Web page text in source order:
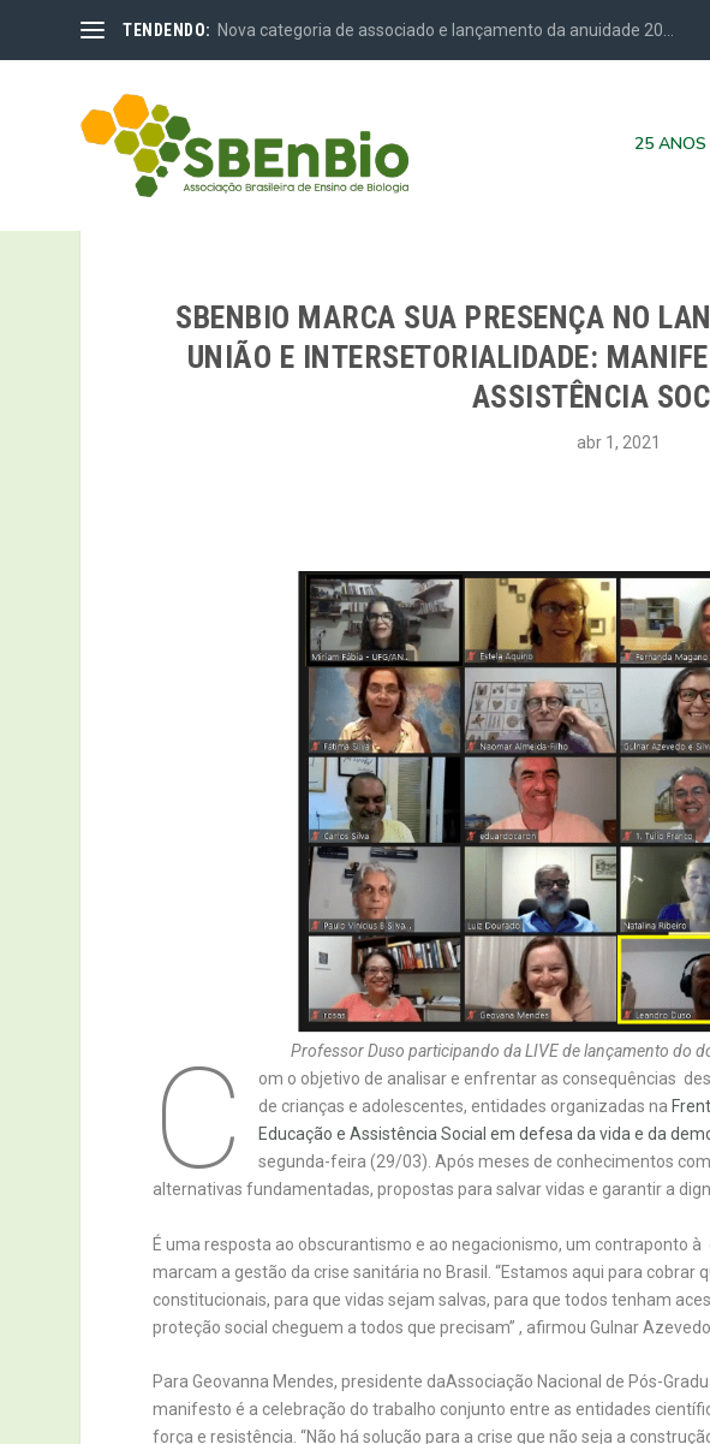
TENDENDO: Nova categoria de associado e lançamento da anuidade 20...
25 ANOS
SBENBIO MARCA SUA PRESENÇA NO
UNIÃO E INTERSETORIALIDADE:
ASSISTÊNCIA
abr 1, 2021
Professor Duso participando da LIVE de lançamento do
C
om o objetivo de analisar e enfrentar as consequências
de crianças e adolescentes, entidades organizadas na
Educação e Assistência Social em defesa da vida e da
segunda-feira (29/03). Após meses de conhecimentos
alternativas fundamentadas, propostas para salvar vidas e garantir a
É uma resposta ao obscurantismo e ao negacionismo, um contraponto
marcam a gestão da crise sanitária no Brasil. “Estamos aqui para cobrar
constitucionais, para que vidas sejam salvas, para que todos tenham
proteção social cheguem a todos que precisam” , afirmou Gulnar
Para Geovanna Mendes, presidente daAssociação Nacional de Pós-
manifesto é a celebração do trabalho conjunto entre as entidades
força e resistência. “Não há solução para a crise que não seja a